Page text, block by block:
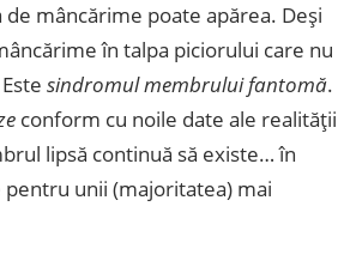
mâncărime poate apărea. Deşi
în talpa piciorului care nu
sindromul membrului fantomă.
conform cu noile date ale realităţii
lipsă continuă să existe… în
unii (majoritatea) mai